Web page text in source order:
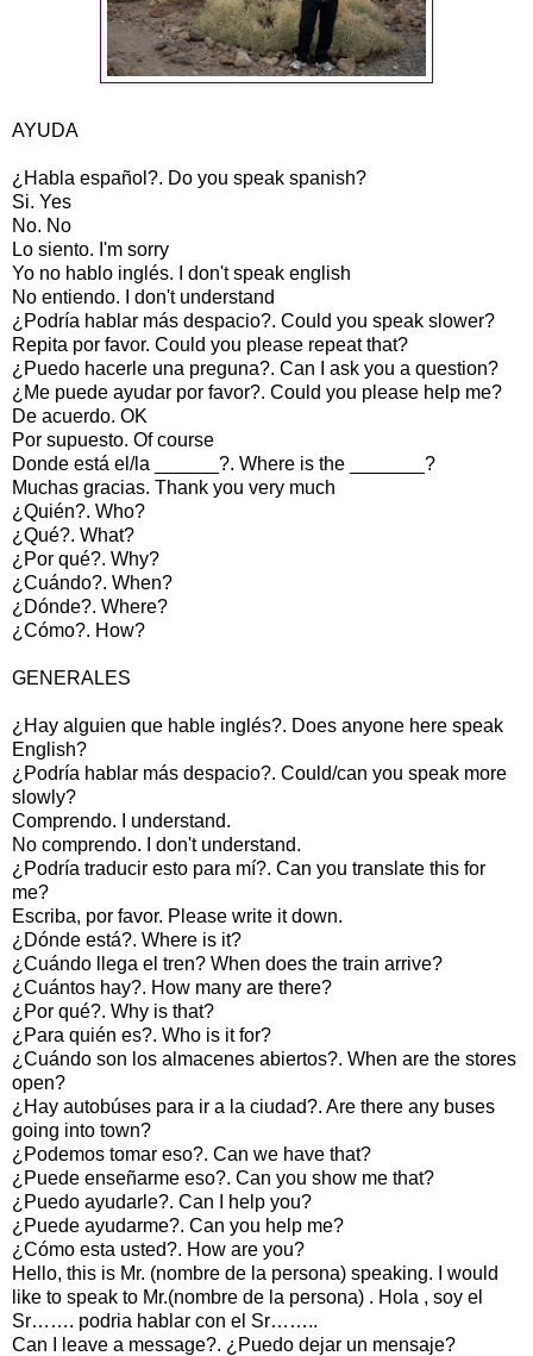
AYUDA
¿Habla español?. Do you speak spanish?
Si. Yes
No. No
Lo siento. I'm sorry
Yo no hablo inglés. I don't speak english
No entiendo. I don't understand
¿Podría hablar más despacio?. Could you speak slower?
Repita por favor. Could you please repeat that?
¿Puedo hacerle una preguna?. Can I ask you a question?
¿Me puede ayudar por favor?. Could you please help me?
De acuerdo. OK
Por supuesto. Of course
Donde está el/la ______?. Where is the _______?
Muchas gracias. Thank you very much
¿Quién?. Who?
¿Qué?. What?
¿Por qué?. Why?
¿Cuándo?. When?
¿Dónde?. Where?
¿Cómo?. How?
GENERALES
¿Hay alguien que hable inglés?. Does anyone here speak
English?
¿Podría hablar más despacio?. Could/can you speak more
slowly?
Comprendo. I understand.
No comprendo. I don't understand.
¿Podría traducir esto para mí?. Can you translate this for
me?
Escriba, por favor. Please write it down.
¿Dónde está?. Where is it?
¿Cuándo llega el tren? When does the train arrive?
¿Cuántos hay?. How many are there?
¿Por qué?. Why is that?
¿Para quién es?. Who is it for?
¿Cuándo son los almacenes abiertos?. When are the stores
open?
¿Hay autobúses para ir a la ciudad?. Are there any buses
going into town?
¿Podemos tomar eso?. Can we have that?
¿Puede enseñarme eso?. Can you show me that?
¿Puedo ayudarle?. Can I help you?
¿Puede ayudarme?. Can you help me?
¿Cómo esta usted?. How are you?
Hello, this is Mr. (nombre de la persona) speaking. I would
like to speak to Mr.(nombre de la persona) . Hola , soy el
Sr……. podria hablar con el Sr……..
Can I leave a message?. ¿Puedo dejar un mensaje?